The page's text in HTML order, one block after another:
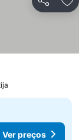
Partilhar
Ver preços